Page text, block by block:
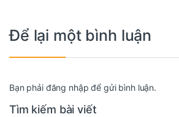
Để lại một bình luận
Bạn phải đăng nhập để gửi bình luận.
Tìm kiếm bài viết